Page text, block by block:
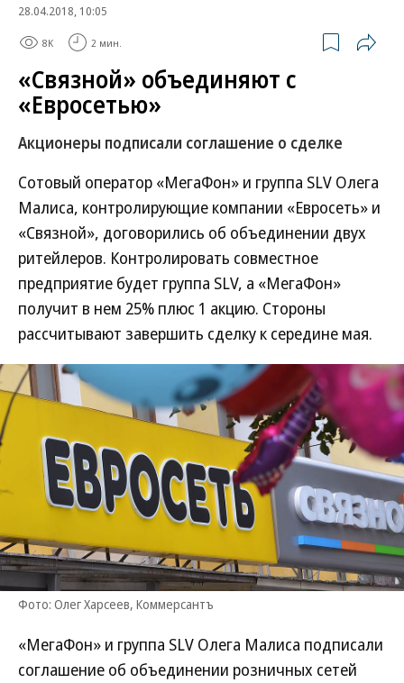
28.04.2018, 10:05
8K 2 мин.
«Связной» объединяют с
«Евросетью»
Акционеры подписали соглашение о сделке
Сотовый оператор «МегаФон» и группа SLV Олега
Малиса, контролирующие компании «Евросеть» и
«Связной», договорились об объединении двух
ритейлеров. Контролировать совместное
предприятие будет группа SLV, а «МегаФон»
получит в нем 25% плюс 1 акцию. Стороны
рассчитывают завершить сделку к середине мая.
Фото: Олег Харсеев, Коммерсантъ
«МегаФон» и группа SLV Олега Малиса подписали
соглашение об объединении розничных сетей